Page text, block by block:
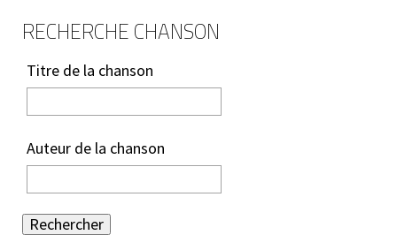
RECHERCHE CHANSON
Titre de la chanson
Auteur de la chanson
Rechercher